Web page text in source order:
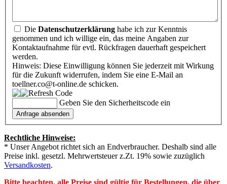
Die Datenschutzerklärung habe ich zur Kenntnis
genommen und ich willige ein, das meine Angaben zur
Kontaktaufnahme für evtl. Rückfragen dauerhaft gespeichert
werden.
Hinweis: Diese Einwilligung können Sie jederzeit mit Wirkung
für die Zukunft widerrufen, indem Sie eine E-Mail an
toellner.co@t-online.de schicken.
Geben Sie den Sicherheitscode ein
Rechtliche Hinweise:
* Unser Angebot richtet sich an Endverbraucher. Deshalb sind alle
Preise inkl. gesetzl. Mehrwertsteuer z.Zt. 19% sowie zuzüglich
Versandkosten.
Bitte beachten, alle Preise sind gültig für Bestellungen, die über